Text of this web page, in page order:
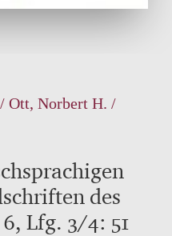
Ott, Norbert H. /
des
Lfg. 3/4: 51